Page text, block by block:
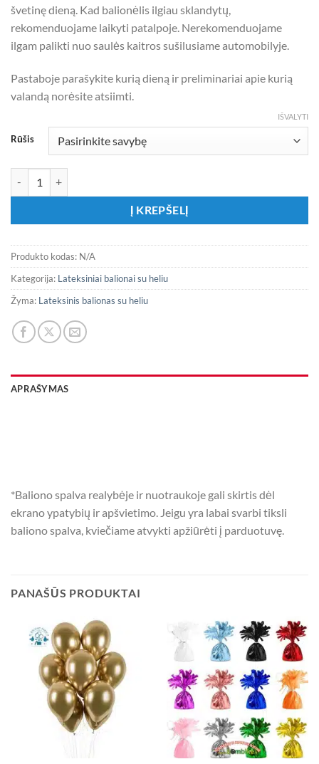
švetinę dieną. Kad balionėlis ilgiau sklandytų,
rekomenduojame laikyti patalpoje. Nerekomenduojame
ilgam palikti nuo saulės kaitros sušilusiame automobilyje.
Pastaboje parašykite kurią dieną ir preliminariai apie kurią
valandą norėsite atsiimti.
Rūšis
IŠVALYTI
Į KREPŠELĮ
Produkto kodas: N/A
Kategorija: Lateksiniai balionai su heliu
Žyma: Lateksinis balionas su heliu
APRAŠYMAS
*Baliono spalva realybėje ir nuotraukoje gali skirtis dėl
ekrano ypatybių ir apšvietimo. Jeigu yra labai svarbi tiksli
baliono spalva, kviečiame atvykti apžiūrėti į parduotuvę.
PANAŠŪS PRODUKTAI